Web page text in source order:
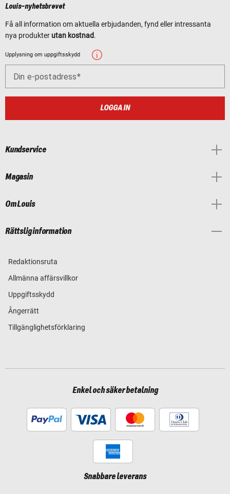
Louis-nyhetsbrevet
Få all information om aktuella erbjudanden, fynd eller intressanta
nya produkter utan kostnad.
Upplysning om uppgiftsskydd
Din e-postadress
LOGGA IN
Kundservice
Magasin
Om Louis
Rättslig information
Redaktionsruta
Allmänna affärsvillkor
Uppgiftsskydd
Ångerrätt
Tillgänglighetsförklaring
Enkel och säker betalning
Snabbare leverans